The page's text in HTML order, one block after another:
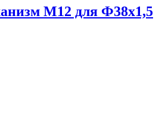
М12 для Ф38х1,5